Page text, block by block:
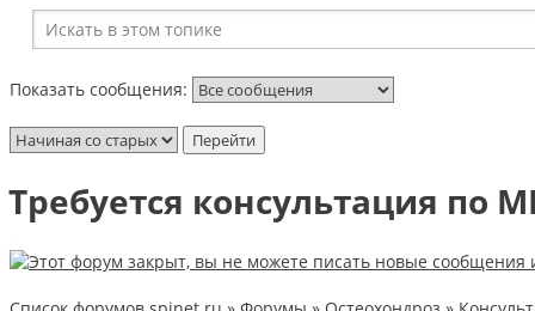
Показать сообщения:
Требуется консультация по